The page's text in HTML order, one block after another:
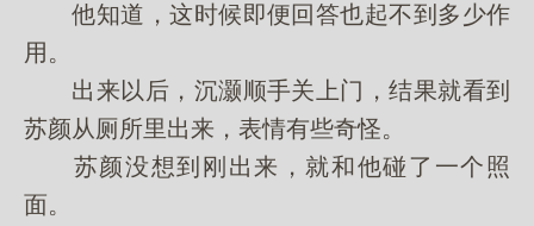
他知道，这时候即便回答也起不到多少作
用。
出来以后，沉灏顺手关上门，结果就看到
苏颜从厕所里出来，表情有些奇怪。
苏颜没想到刚出来，就和他碰了一个照
面。